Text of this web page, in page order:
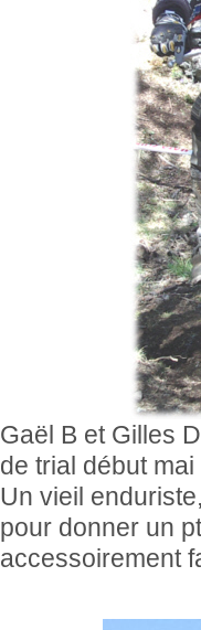
Gaël B et Gilles
de trial début
Un vieil
pour donner un
accessoirement